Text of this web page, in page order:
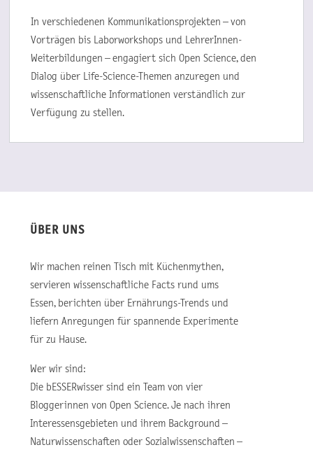
In verschiedenen Kommunikationsprojekten – von
Vorträgen bis Laborworkshops und LehrerInnen-
Weiterbildungen – engagiert sich Open Science, den
Dialog über Life-Science-Themen anzuregen und
wissenschaftliche Informationen verständlich zur
Verfügung zu stellen.
ÜBER UNS
Wir machen reinen Tisch mit Küchenmythen,
servieren wissenschaftliche Facts rund ums
Essen, berichten über Ernährungs-Trends und
liefern Anregungen für spannende Experimente
für zu Hause.
Wer wir sind:
Die bESSERwisser sind ein Team von vier
Bloggerinnen von Open Science. Je nach ihren
Interessensgebieten und ihrem Background –
Naturwissenschaften oder Sozialwissenschaften –